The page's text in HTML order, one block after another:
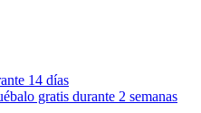
14 días
gratis durante 2 semanas